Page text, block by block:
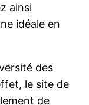
ainsi
idéale en
des
le site de
de